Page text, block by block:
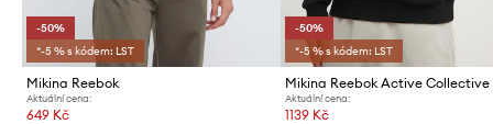
-50%
*-5 % s kódem: LST
Mikina Reebok
Aktuální cena:
649 Kč
-50%
*-5 % s kódem: LST
Mikina Reebok Active Collective
Aktuální cena:
1139 Kč